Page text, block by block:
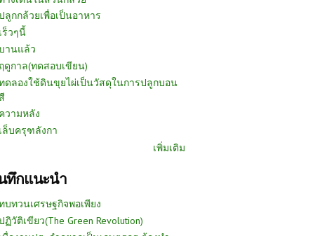
ลูกกล้วยเพื่อเป็นอาหาร
เร็วๆนี้
านแล้ว
ฤดูกาล(ทดสอบเขียน)
ดลองใช้ดินขุยไผ่เป็นวัสดุในการปลูกบอน
สี
ความหลัง
เล็บครุฑลังกา
เพิ่มเติม
ทึกแนะนำ
บทวนเศรษฐกิจพอเพียง
ฏิวัติเขียว(The Green Revolution)